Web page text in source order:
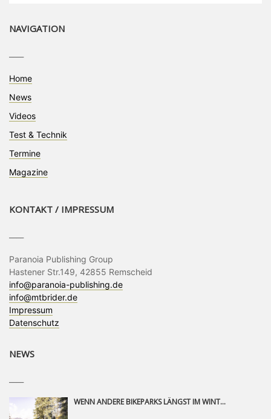
NAVIGATION
Home
News
Videos
Test & Technik
Termine
Magazine
KONTAKT / IMPRESSUM
Paranoia Publishing Group
Hastener Str.149, 42855 Remscheid
info@paranoia-publishing.de
info@mtbrider.de
Impressum
Datenschutz
NEWS
WENN ANDERE BIKEPARKS LÄNGST IM WINTERSCHLAF SIND, IST MAN IN SAALFELDEN LEOGANG IMMER NOCH AM MOUNTAINBIKEN. IST DER HERBST DIE SCHÖNSTE ZEIT DES JAHRES? AUF DEN TRAILS RUND UM SAALFELDEN LEOGANG UND IM EPIC BIKEPARK LEOGANG IST ER DAS AUF JEDEN FALL – UND DIE GEFÜHLT DIE LÄNGSTE NOCH DAZU. NOCH BIS MINDESTENS 8. NOVEMBER STEHT DAS PINZGAUER MOUNTAINBIKE-PARADIES ALLEN RIDERN OFFEN, DIE EINFACH NICHT GENUG KRIEGEN KÖNNEN. DABEI HÄLT DIE GOLDENE JAHRESZEIT IN SAALFELDEN LEOGANG WEIT MEHR ALS LINES, TRAILS UND HERBSTPANORAMEN BEREIT: MIT DEM BIKE FESTIVAL, VERSCHIEDENEN LADIES SHRED EVENTS UND EINEM DIE GESAMTE SAISON ANDAUERNDEN PHOTO CONTEST ZUM 25-JÄHRIGEN BIKEPARK-JUBILÄUM GIBT ES RUND UM ÖSTERREICHS ÄLTESTEN BIKEPARK EINIGES ZU ERLEBEN.